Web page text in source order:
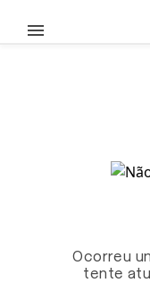
Pular para o conteúdo
Ocorreu
tente